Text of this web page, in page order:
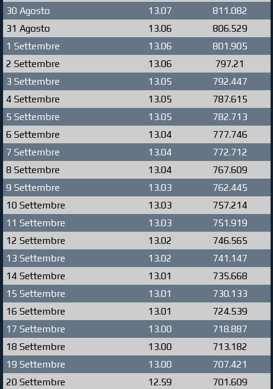
30 Agosto
13.07
811.082
31 Agosto
13.06
806.529
1 Settembre
13.06
801.905
2 Settembre
13.06
797.21
3 Settembre
13.05
792.447
4 Settembre
13.05
787.615
5 Settembre
13.05
782.713
6 Settembre
13.04
777.746
7 Settembre
13.04
772.712
8 Settembre
13.04
767.609
9 Settembre
13.03
762.445
10 Settembre
13.03
757.214
11 Settembre
13.03
751.919
12 Settembre
13.02
746.565
13 Settembre
13.02
741.147
14 Settembre
13.01
735.668
15 Settembre
13.01
730.133
16 Settembre
13.01
724.539
17 Settembre
13.00
718.887
18 Settembre
13.00
713.182
19 Settembre
13.00
707.421
20 Settembre
12.59
701.609